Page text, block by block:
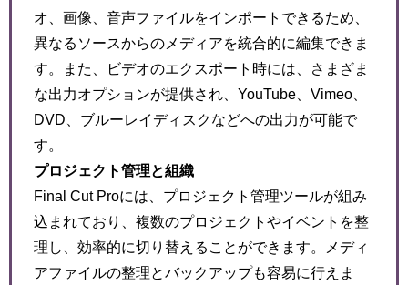
オ、画像、音声ファイルをインポートできるため、
異なるソースからのメディアを統合的に編集できま
す。また、ビデオのエクスポート時には、さまざま
な出力オプションが提供され、YouTube、Vimeo、
DVD、ブルーレイディスクなどへの出力が可能で
す。
プロジェクト管理と組織
Final Cut Proには、プロジェクト管理ツールが組み
込まれており、複数のプロジェクトやイベントを整
理し、効率的に切り替えることができます。メディ
アファイルの整理とバックアップも容易に行えま